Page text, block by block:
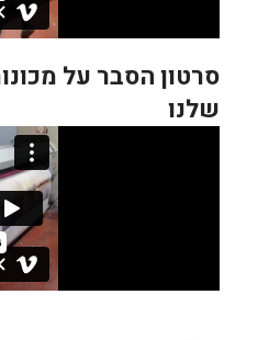
סרטון הסבר על
שלנו